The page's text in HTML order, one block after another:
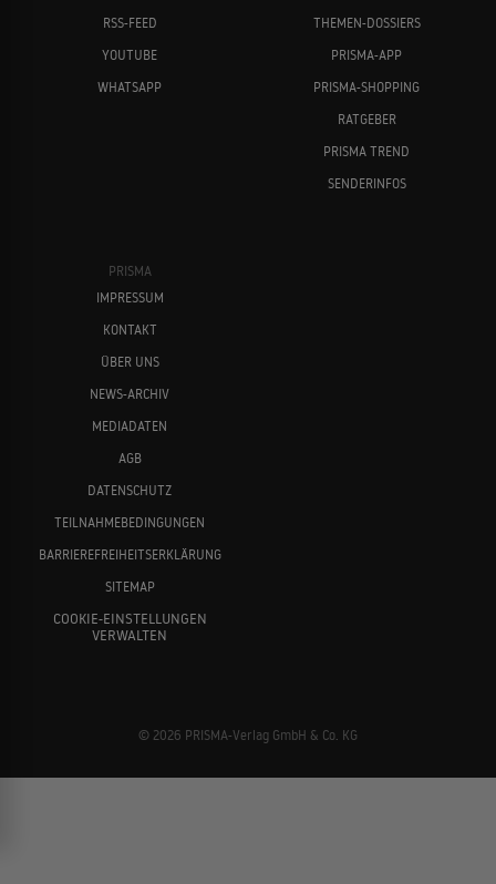
RSS-FEED
YOUTUBE
WHATSAPP
THEMEN-DOSSIERS
PRISMA-APP
PRISMA-SHOPPING
RATGEBER
PRISMA TREND
SENDERINFOS
PRISMA
IMPRESSUM
KONTAKT
ÜBER UNS
NEWS-ARCHIV
MEDIADATEN
AGB
DATENSCHUTZ
TEILNAHMEBEDINGUNGEN
BARRIEREFREIHEITSERKLÄRUNG
SITEMAP
COOKIE-EINSTELLUNGEN
VERWALTEN
© 2026 PRISMA-Verlag GmbH & Co. KG